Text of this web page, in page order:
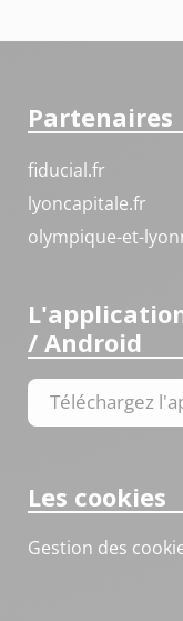
Partenaires
fiducial.fr
lyoncapitale.fr
olympique-et-
/ Android
Téléchargez
Les cookies
Gestion des